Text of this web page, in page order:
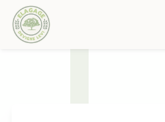
content